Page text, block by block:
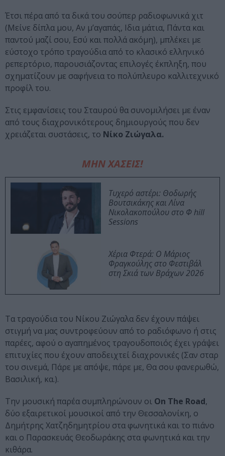
Έτσι πέρα από τα δικά του σούπερ ραδιοφωνικά χιτ
(Μείνε δίπλα μου, Αν μ’αγαπάς, Ιδια μάτια, Πάντα και
παντού μαζί σου, Εσύ και πολλά ακόμη), μπλέκει με
εύστοχο τρόπο τραγούδια από το κλασικό ελληνικό
ρεπερτόριο, παρουσιάζοντας επιλογές έκπληξη, που
σχηματίζουν με σαφήνεια το πολύπλευρο καλλιτεχνικό
προφίλ του.
Στις εμφανίσεις του Σταυρού θα συνομιλήσει με έναν
από τους διαχρονικότερους δημιουργούς που δεν
χρειάζεται συστάσεις, το Νίκο Ζιώγαλα.
ΜΗΝ ΧΑΣΕΙΣ!
Τυχερό αστέρι: Θοδωρής
Βουτσικάκης και Λίνα
Νικολακοπούλου στο Φ hill
Sessions
Χέρια Φτερά: Ο Μάριος
Φραγκούλης στο Φεστιβάλ
στη Σκιά των Βράχων 2026
Τα τραγούδια του Νίκου Ζιώγαλα δεν έχουν πάψει
στιγμή να μας συντροφεύουν από το ραδιόφωνο ή στις
παρέες, αφού ο αγαπημένος τραγουδοποιός έχει γράψει
επιτυχίες που έχουν αποδειχτεί διαχρονικές (Σαν σταρ
του σινεμά, Πάρε με απόψε, πάρε με, Θα σου φανερωθώ,
Βασιλική, κα.).
Την μουσική παρέα συμπληρώνουν οι On The Road,
δύο εξαιρετικοί μουσικοί από την Θεσσαλονίκη, ο
Δημήτρης Χατζηδημητρίου στα φωνητικά και το πιάνο
και ο Παρασκευάς Θεοδωράκης στα φωνητικά και την
κιθάρα.